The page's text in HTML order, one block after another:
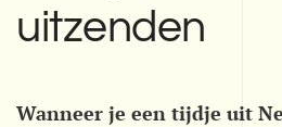
uitzenden
Wanneer je een tijdje uit